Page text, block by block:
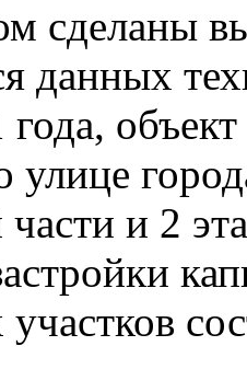
сделаны
данных
года,
улице
и 2